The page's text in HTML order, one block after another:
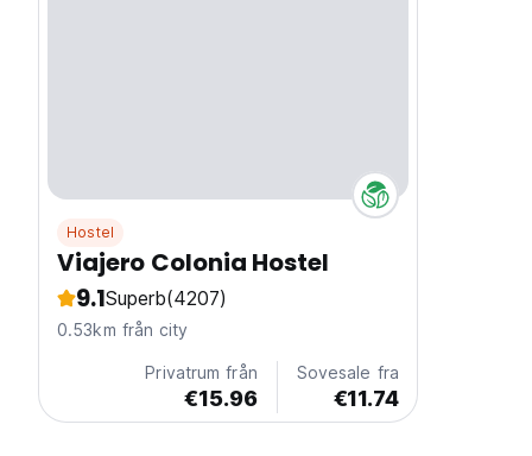
Hostel
Viajero Colonia Hostel
9.1Superb(4207)
0.53km från city
Privatrum från
€15.96
Sovesale fra
€11.74